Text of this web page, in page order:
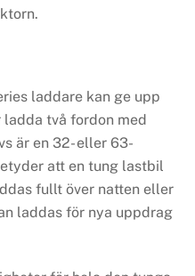
laddare kan ge upp
två fordon med
är en 32- eller 63-
att en tung lastbil
fullt över natten eller
laddas för nya uppdrag